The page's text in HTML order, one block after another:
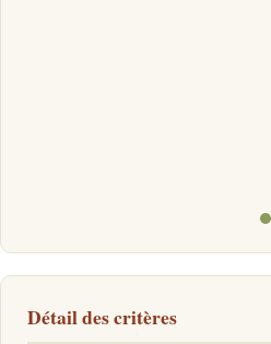
Détail des critères